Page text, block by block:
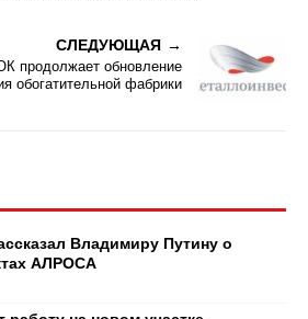
СЛЕДУЮЩАЯ
продолжает обновление
обогатительной фабрики
Владимиру Путину о
АЛРОСА